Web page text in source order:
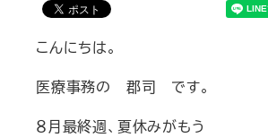
こんにちは。
医療事務の 郡司 です。
８月最終週、夏休みがもう